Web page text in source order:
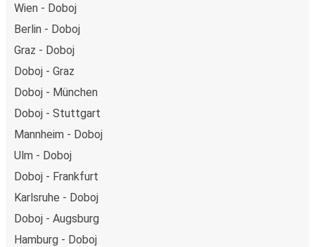
Wien - Doboj
Berlin - Doboj
Graz - Doboj
Doboj - Graz
Doboj - München
Doboj - Stuttgart
Mannheim - Doboj
Ulm - Doboj
Doboj - Frankfurt
Karlsruhe - Doboj
Doboj - Augsburg
Hamburg - Doboj